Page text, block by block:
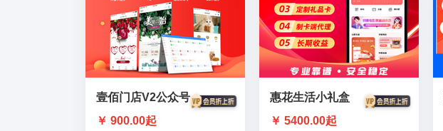
壹佰门店V2公众号
￥ 900.00起
惠花生活小礼盒
￥ 5400.00起